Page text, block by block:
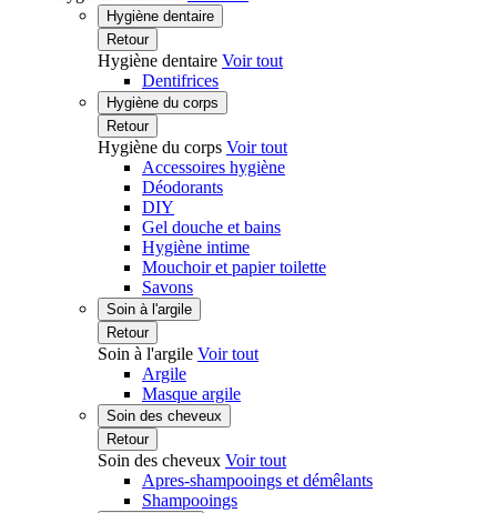
Hygiène dentaire
Retour
Hygiène dentaire Voir tout
Dentifrices
Hygiène du corps
Retour
Hygiène du corps Voir tout
Accessoires hygiène
Déodorants
DIY
Gel douche et bains
Hygiène intime
Mouchoir et papier toilette
Savons
Soin à l'argile
Retour
Soin à l'argile Voir tout
Argile
Masque argile
Soin des cheveux
Retour
Soin des cheveux Voir tout
Apres-shampooings et démêlants
Shampooings